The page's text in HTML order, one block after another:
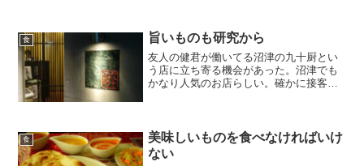
食 旨いものも研究から
友人の健君が働いてる沼津の九十厨とい
う店に立ち寄る機会があった。沼津でも
かなり人気のお店らしい。確かに接客、
が名物ということで、無難な...
食
美味しいものを食べなければいけ
ない